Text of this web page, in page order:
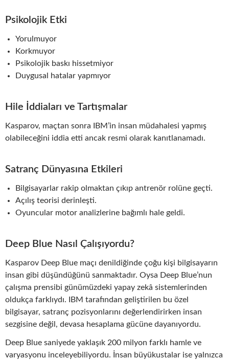
Psikolojik Etki
Yorulmuyor
Korkmuyor
Psikolojik baskı hissetmiyor
Duygusal hatalar yapmıyor
Hile İddiaları ve Tartışmalar
Kasparov, maçtan sonra IBM’in insan müdahalesi yapmış
olabileceğini iddia etti ancak resmi olarak kanıtlanamadı.
Satranç Dünyasına Etkileri
Bilgisayarlar rakip olmaktan çıkıp antrenör rolüne geçti.
Açılış teorisi derinleşti.
Oyuncular motor analizlerine bağımlı hale geldi.
Deep Blue Nasıl Çalışıyordu?
Kasparov Deep Blue maçı denildiğinde çoğu kişi bilgisayarın
insan gibi düşündüğünü sanmaktadır. Oysa Deep Blue’nun
çalışma prensibi günümüzdeki yapay zekâ sistemlerinden
oldukça farklıydı. IBM tarafından geliştirilen bu özel
bilgisayar, satranç pozisyonlarını değerlendirirken insan
sezgisine değil, devasa hesaplama gücüne dayanıyordu.
Deep Blue saniyede yaklaşık 200 milyon farklı hamle ve
varyasyonu inceleyebiliyordu. İnsan büyükustalar ise yalnızca